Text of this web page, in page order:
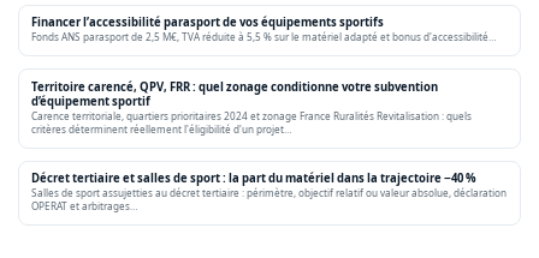
Financer l’accessibilité parasport de vos équipements sportifs
Fonds ANS parasport de 2,5 M€, TVA réduite à 5,5 % sur le matériel adapté et bonus d'accessibilité…
Territoire carencé, QPV, FRR : quel zonage conditionne votre subvention
d’équipement sportif
Carence territoriale, quartiers prioritaires 2024 et zonage France Ruralités Revitalisation : quels
critères déterminent réellement l'éligibilité d'un projet…
Décret tertiaire et salles de sport : la part du matériel dans la trajectoire −40 %
Salles de sport assujetties au décret tertiaire : périmètre, objectif relatif ou valeur absolue, déclaration
OPERAT et arbitrages…